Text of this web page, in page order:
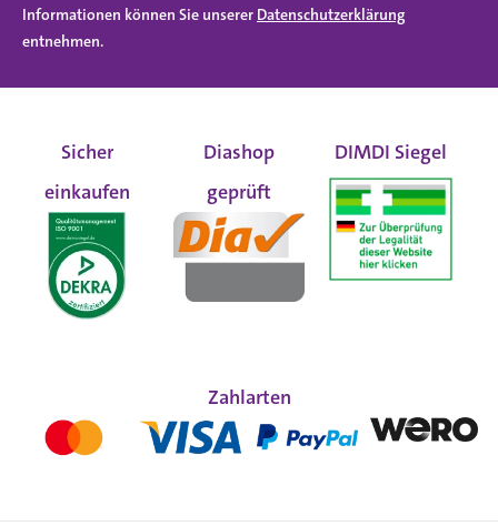
Informationen können Sie unserer Datenschutzerklärung
entnehmen.
Sicher
einkaufen
Diashop
geprüft
DIMDI Siegel
Zahlarten